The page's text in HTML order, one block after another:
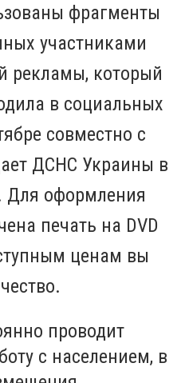
фрагменты
участниками
рекламы, который
в социальных
совместно с
ДСНС Украины в
Для оформления
печать на DVD
ценам вы
проводит
с населением, в